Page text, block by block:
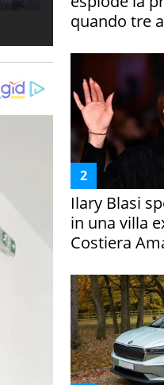
quando tre
Ilary Blasi
in una villa
Costiera